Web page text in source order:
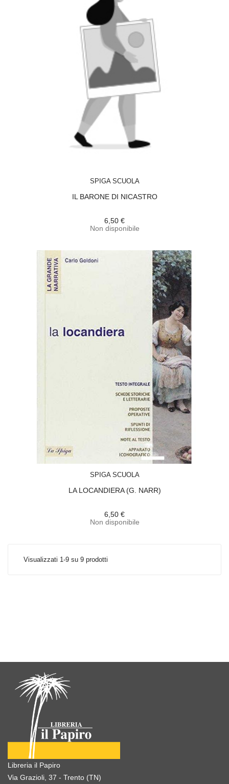
SPIGA SCUOLA
IL BARONE DI NICASTRO
6,50 €
Non disponibile
SPIGA SCUOLA
LA LOCANDIERA (G. NARR)
6,50 €
Non disponibile
Visualizzati 1-9 su 9 prodotti
Libreria il Papiro
Via Grazioli, 37 - Trento (TN)